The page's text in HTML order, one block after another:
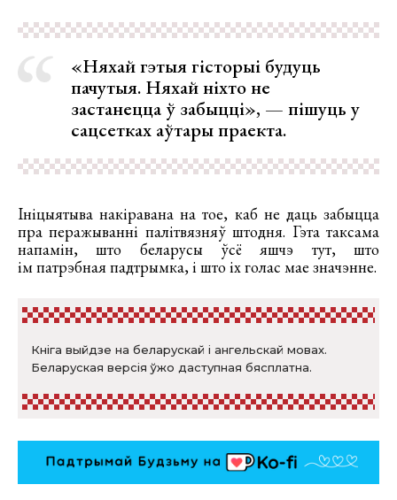
«Няхай гэтыя гісторыі будуць
пачутыя. Няхай ніхто не
застанецца ў забыцці», — пішуць у
сацсетках аўтары праекта.
Ініцыятыва накіравана на тое, каб не даць забыцца
пра перажываннi палітвязняў штодня. Гэта таксама
напамін, што беларусы ўсё яшчэ тут, што
ім патрэбная падтрымка, і што іх голас мае значэнне.
Кніга выйдзе на беларускай і ангельскай мовах.
Беларуская версія ўжо даступная бясплатна.